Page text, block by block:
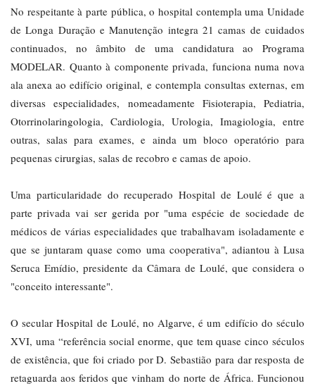
No respeitante à parte pública, o hospital contempla uma Unidade
de Longa Duração e Manutenção integra 21 camas de cuidados
continuados, no âmbito de uma candidatura ao Programa
MODELAR. Quanto à componente privada, funciona numa nova
ala anexa ao edifício original, e contempla consultas externas, em
diversas especialidades, nomeadamente Fisioterapia, Pediatria,
Otorrinolaringologia, Cardiologia, Urologia, Imagiologia, entre
outras, salas para exames, e ainda um bloco operatório para
pequenas cirurgias, salas de recobro e camas de apoio.
Uma particularidade do recuperado Hospital de Loulé é que a
parte privada vai ser gerida por "uma espécie de sociedade de
médicos de várias especialidades que trabalhavam isoladamente e
que se juntaram quase como uma cooperativa", adiantou à Lusa
Seruca Emídio, presidente da Câmara de Loulé, que considera o
"conceito interessante".
O secular Hospital de Loulé, no Algarve, é um edifício do século
XVI, uma “referência social enorme, que tem quase cinco séculos
de existência, que foi criado por D. Sebastião para dar resposta de
retaguarda aos feridos que vinham do norte de África. Funcionou